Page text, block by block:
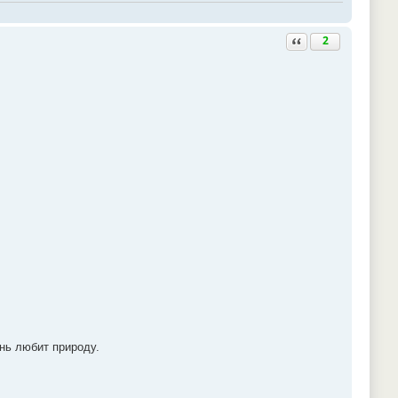
Ответить с цитатой
2
любит природу.